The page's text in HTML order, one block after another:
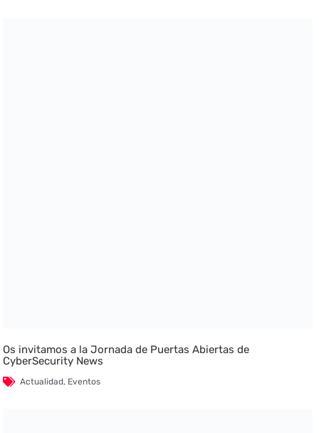
Os invitamos a la Jornada de Puertas Abiertas de
CyberSecurity News
Actualidad, Eventos